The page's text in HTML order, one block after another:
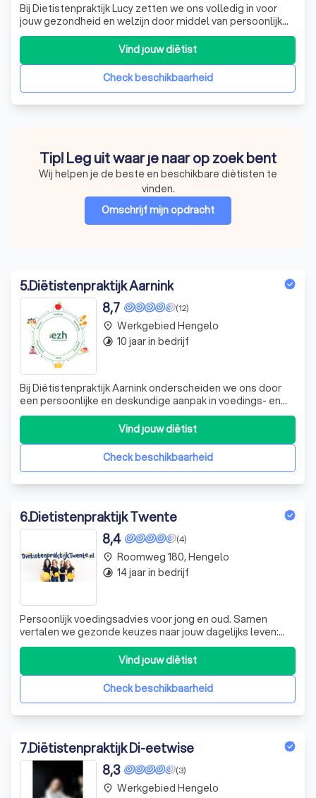
Bij Dietistenpraktijk Lucy zetten we ons volledig in voor
jouw gezondheid en welzijn door middel van persoonlijk
en deskundig voedingsadvies. Onze praktijk, geleid door
de ervaren diëtist Lucy, biedt een warme en
ondersteunende omgeving waar we samen werken aan
jouw voedingsdoelen. Of je nu worstelt
Check beschikbaarheid
Vind jouw diëtist
Tip! Leg uit waar je naar op zoek bent
Wij helpen je de beste en beschikbare diëtisten te
vinden.
Omschrijf mijn opdracht
5.Diëtistenpraktijk Aarnink
(12)
8,7
Bij Diëtistenpraktijk Aarnink onderscheiden we ons door
een persoonlijke en deskundige aanpak in voedings- en
leefstijladvies. Onze praktijk, opgericht door Maaike
Aarnink, is een vertrouwde plek waar je terecht kunt voor
professionele begeleiding op het gebied van voeding en
gezondheid. Ons team vaCheck beschikbaarheid
Vind jouw diëtist
place Werkgebied Hengelo
timelapse 10 jaar in bedrijf
6.Dietistenpraktijk Twente
(4)
8,4
Persoonlijk voedingsadvies voor jong en oud. Samen
vertalen we gezonde keuzes naar jouw dagelijks leven:
praktisch, haalbaar en met blijvend resultaat
Check beschikbaarheid
Vind jouw diëtist
place Roomweg 180, Hengelo
timelapse 14 jaar in bedrijf
7.Diëtistenpraktijk Di-eetwise
(3)
8,3
place Werkgebied Hengelo